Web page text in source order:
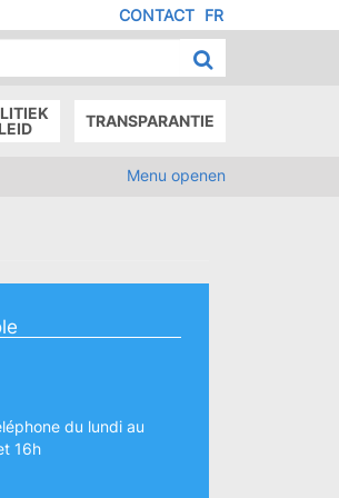
FR
CONTACT
TRANSPARANTIE
Menu openen
du lundi au
16h